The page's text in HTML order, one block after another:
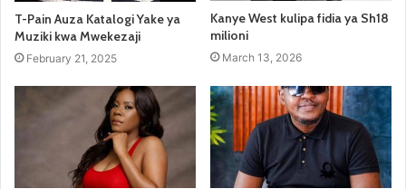
T-Pain Auza Katalogi Yake ya
Muziki kwa Mwekezaji
February 21, 2025
Kanye West kulipa fidia ya Sh18
milioni
March 13, 2026